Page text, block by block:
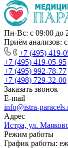
Пн-Вс: с 09:00 до
Приём анализов:
+7 (495) 419-
+7 (495) 419-05-95
+7 (495) 992-78-77
+7 (498) 729-32-00
Заказать звонок
E-mail
info@istra-
Адрес
Истра, ул.
Режим работы
График работы: